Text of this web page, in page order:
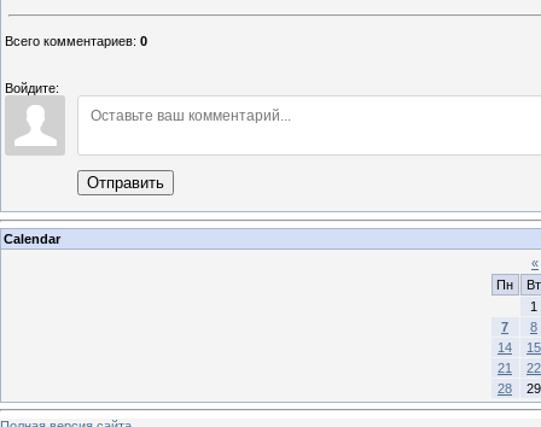
Всего комментариев: 0
Войдите:
Отправить
Calendar
«
Пн
Вт
1
7
8
14
15
21
22
28
29